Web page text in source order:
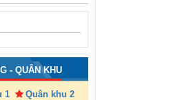
- QUÂN KHU
1
Quân khu 2